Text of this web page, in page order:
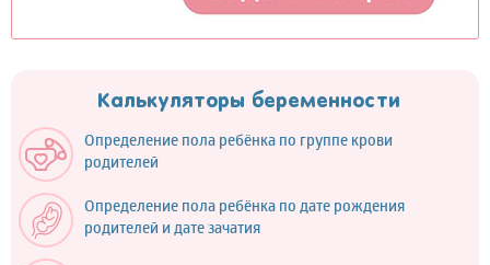
Калькуляторы беременности
Определение пола ребёнка по группе крови
родителей
Определение пола ребёнка по дате рождения
родителей и дате зачатия